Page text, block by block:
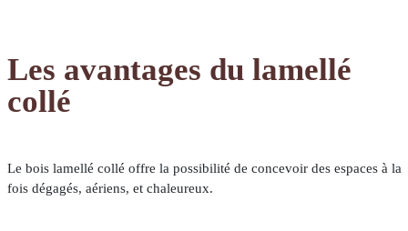
Les avantages du lamellé
collé
Le bois lamellé collé offre la possibilité de concevoir des espaces à la
fois dégagés, aériens, et chaleureux.